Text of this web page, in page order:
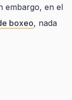
embargo, en el
boxeo, nada